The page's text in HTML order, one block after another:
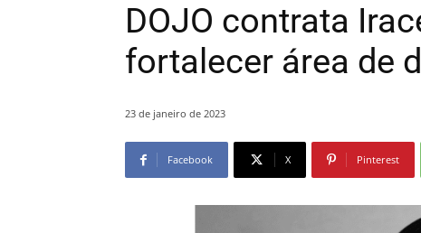
DOJO contrata
fortalecer área de
23 de janeiro de 2023
Facebook X Pinterest